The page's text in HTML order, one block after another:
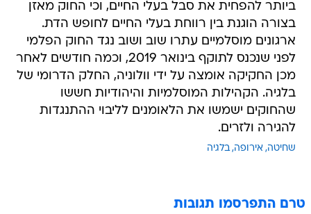
ביותר להפחית את סבל בעלי החיים, וכי החוק מאזן
בצורה הוגנת בין רווחת בעלי החיים לחופש הדת.
ארגונים מוסלמיים עתרו שוב ושוב נגד החוק הפלמי
לפני שנכנס לתוקף בינואר 2019, וכמה חודשים לאחר
מכן החקיקה אומצה על ידי וולוניה, החלק הדרומי של
בלגיה. הקהילות המוסלמיות והיהודיות חששו
שהחוקים ישמשו את הלאומנים לליבוי ההתנגדות
להגירה ולזרים.
שחיטה אירופה בלגיה
טרם התפרסמו תגובות